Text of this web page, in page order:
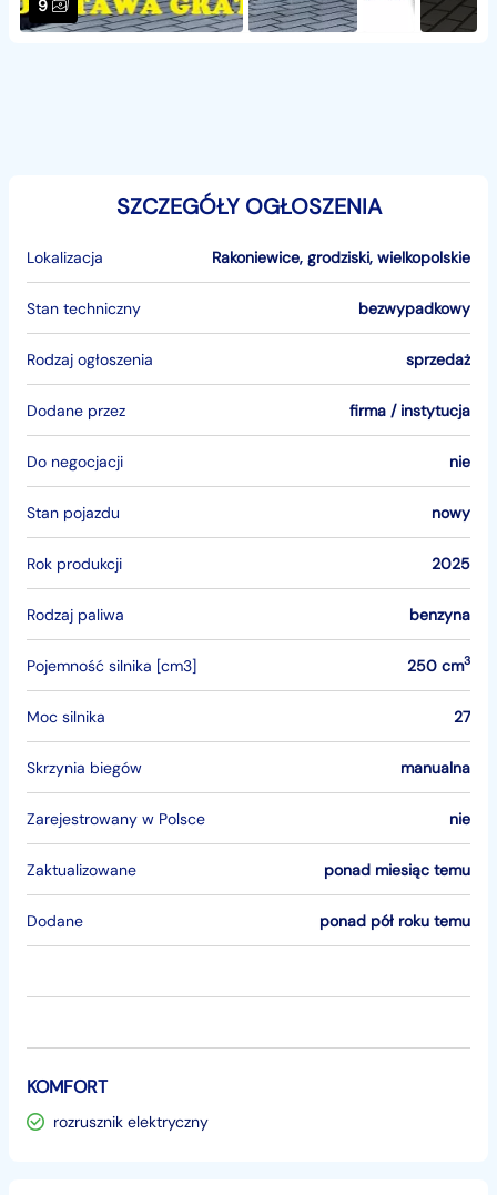
9
SZCZEGÓŁY OGŁOSZENIA
Lokalizacja Rakoniewice, grodziski, wielkopolskie
Stan techniczny bezwypadkowy
Rodzaj ogłoszenia sprzedaż
Dodane przez firma / instytucja
Do negocjacji nie
Stan pojazdu nowy
Rok produkcji 2025
Rodzaj paliwa benzyna
Pojemność silnika [cm3] 250 cm3
Moc silnika 27
Skrzynia biegów manualna
Zarejestrowany w Polsce nie
Zaktualizowane ponad miesiąc temu
Dodane ponad pół roku temu
KOMFORT
rozrusznik elektryczny